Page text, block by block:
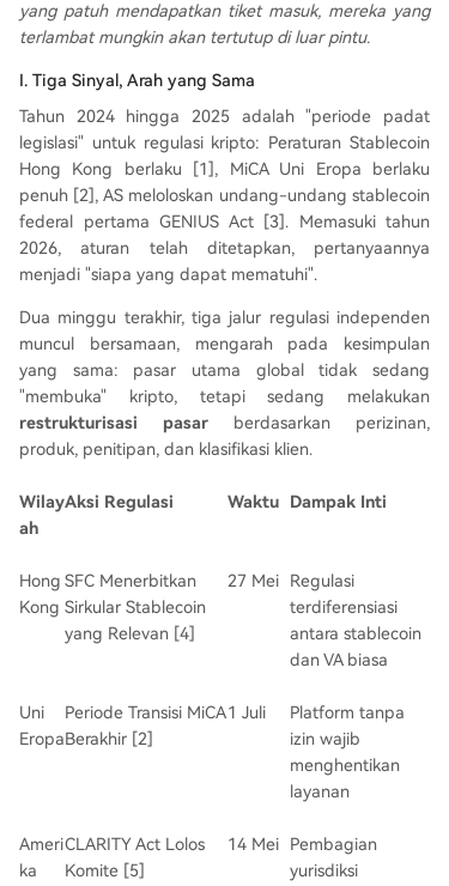
dengan CLARITY Act, yang telah disetujui oleh k
omite utama Senat. RUU ini bertujuan memperje
TC serta mengatur stablecoin, termasuk kompro
mi tentang imbal hasil. Latar belakangnya adala
h pergeseran peran stablecoin menjadi infrastru
ktur keuangan, dengan volume pembayaran ya
ng sangat besar. Tiga yurisdiksi tersebut, meski
dengan pendekatan berbeda, bergerak ke arah
yang sama: mengintegrasikan stablecoin ke dal
am sistem keuangan yang diatur. **Kemampuan
k utama ke pasar utama dunia
yang patuh mendapatkan tiket masuk, mereka yang
terlambat mungkin akan tertutup di luar pintu.
I. Tiga Sinyal, Arah yang Sama
Tahun 2024 hingga 2025 adalah "periode padat
legislasi" untuk regulasi kripto: Peraturan Stablecoin
Hong Kong berlaku [1], MiCA Uni Eropa berlaku
penuh [2], AS meloloskan undang-undang stablecoin
federal pertama GENIUS Act [3]. Memasuki tahun
2026, aturan telah ditetapkan, pertanyaannya
menjadi "siapa yang dapat mematuhi".
Dua minggu terakhir, tiga jalur regulasi independen
muncul bersamaan, mengarah pada kesimpulan
yang sama: pasar utama global tidak sedang
"membuka" kripto, tetapi sedang melakukan
restrukturisasi pasar berdasarkan perizinan,
produk, penitipan, dan klasifikasi klien.
Wilay
ah
Aksi Regulasi Waktu Dampak Inti
Hong
Kong
SFC Menerbitkan
Sirkular Stablecoin
yang Relevan [4]
27 Mei
Regulasi
terdiferensiasi
antara stablecoin
dan VA biasa
Uni
Eropa
Periode Transisi MiCA
Berakhir [2]
1 Juli
Platform tanpa
izin wajib
menghentikan
layanan
Ameri
ka
CLARITY Act Lolos
Komite [5]
14 Mei
Pembagian
yurisdiksi